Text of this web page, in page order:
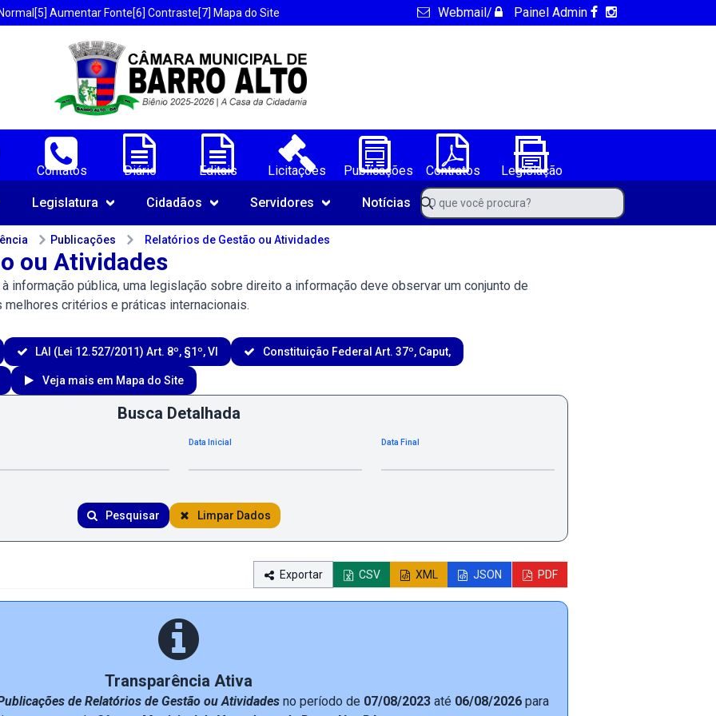
[5] Aumentar Fonte[6] Contraste[7] Mapa do Site Webmail/ Painel Admin
de Barro Alto-BA;
Contatos Diário Editais Licitações Publicações Contratos
Legislação
Navegue pelo portal da Câmara de Barro Alto-BAO que você procura?
Legislatura Cidadãos Servidores Notícias
Publicações Relatórios de Gestão ou Atividades
ou Atividades
informação pública, uma legislação sobre direito a informação deve observar um conjunto de
critérios e práticas internacionais.
LAI (Lei 12.527/2011) Art. 8º, §1º, VI Constituição Federal Art. 37º, Caput,
Veja mais em Mapa do Site
Busca Detalhada
Data Inicial Data Final
Pesquisar Limpar Dados
Exportar CSV XML JSON PDF
Transparência Ativa
de Relatórios de Gestão ou Atividadesno período de 07/08/2023até 06/08/2026para